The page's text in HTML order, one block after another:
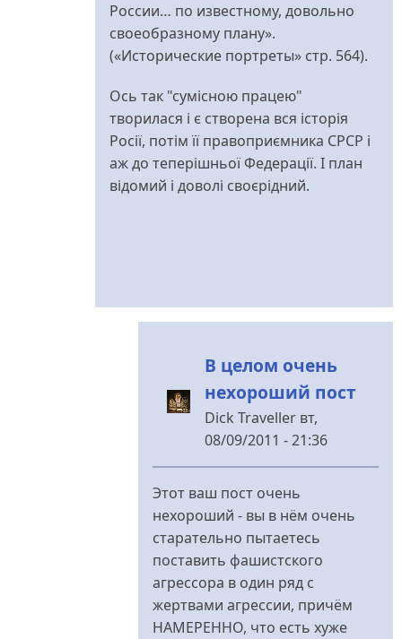
России… по известному, довольно
своеобразному плану».
(«Исторические портреты» стр. 564).
Ось так "сумісною працею"
творилася і є створена вся історія
Росії, потім її правоприємника СРСР і
аж до теперішньої Федерації. І план
відомий і доволі своєрідний.
В целом очень
нехороший пост
Dick Traveller вт,
08/09/2011 - 21:36
У
все
було
Этот ваш пост очень
нехороший - вы в нём очень
старательно пытаетесь
поставить фашистского
агрессора в один ряд с
жертвами агрессии, причём
НАМЕРЕННО, что есть хуже